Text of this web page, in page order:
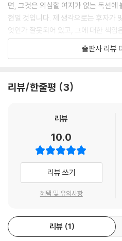
결정적으로 중요한 것은 최고의 성취
터 가까워진다는 것, 특히 단정하고
다. 반드시 태양의 한복판으로 날아가
따금 햇살이 비쳐 들어 조금이나마 몸
때때로 저는 활짝 펼쳐져 있는 세계 지
여겨보고 있는 셈입니다. 그 영역은 제
하면, 넓지도 않고 충분한 위안거리로
부모의 이기심-부모 고유의 자의식-
장 위대한 사랑조차도 교육적 관점에
하찮은 사랑보다 자기중심적이지. 다
로 어른들이 남의 자녀들을 상대할 때
구나 부모 양측의 피가 섞여 있다는 점
해지지.
면, 그것은 의심할 여지가 없는 독선에
현일 것입니다. 제 생각으로는 후자가
엇인가 잘못되어 있고, 그에 대한 책임
있다는 것이지요. 아버지께서도 사실
는 마음이 통한 거예요.“_본문 중에서
장적이고 권위적인 아버지와 그로 인
지의 사이가 “서먹해진 책임”은 서로
막으로 시도한다. 그 과정에서 우리는
진 그의 아버지의 모습을 통해 체코와
적 유대인들 사이에서 활로를 찾아야
볼 수 있다. 아버지에 대한 인정과 연
기 의심 속에 문학으로 도피해야만 했
간에는 앓았던 애증에 시달리는 카프
카프카를 만난다.
출판사 리뷰
리뷰/한줄평 3
리뷰
10.0
리뷰 쓰기
혜택 및 유의사항
리뷰 1